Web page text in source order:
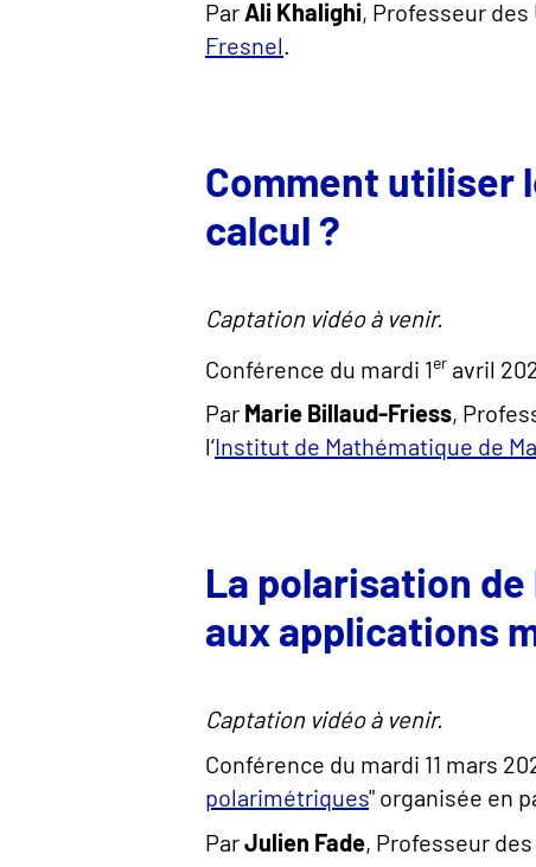
Par Ali Khalighi, Professeur
Fresnel
Comment utiliser
calcul ?
Captation vidéo à venir.
Conférence du mardi 1er avril
Par Marie Billaud-Friess,
l‘Institut de Mathématique de
La polarisation
aux applications
Captation vidéo à venir.
Conférence du mardi 11 mars
polarimétriques" organisée en
ParJulien Fade, Professeur